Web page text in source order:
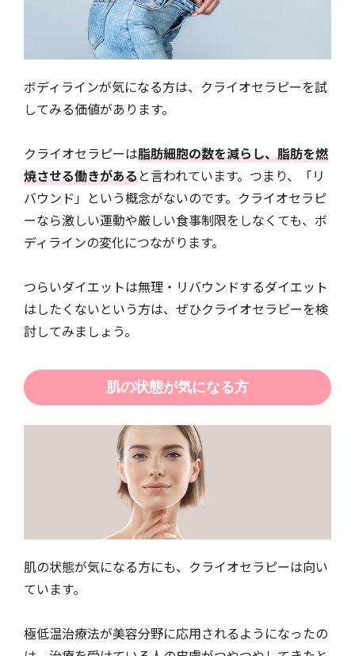
ボディラインが気になる方は、クライオセラピーを試
してみる価値があります。
クライオセラピーは脂肪細胞の数を減らし、脂肪を燃
焼させる働きがあると言われています。つまり、「リ
バウンド」という概念がないのです。クライオセラピ
ーなら激しい運動や厳しい食事制限をしなくても、ボ
ディラインの変化につながります。
つらいダイエットは無理・リバウンドするダイエット
はしたくないという方は、ぜひクライオセラピーを検
討してみましょう。
肌の状態が気になる方
肌の状態が気になる方にも、クライオセラピーは向い
ています。
極低温治療法が美容分野に応用されるようになったの